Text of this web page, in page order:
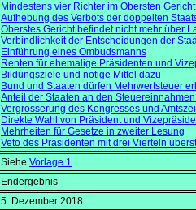
Mindestens vier Richter im Obersten
Aufhebung des Verbots der doppelten
Oberstes Gericht befindet nicht mehr über
Verbindlichkeit der Entscheidungen der
Einführung eines Ombudsmanns
Renten für ehemalige Präsidenten und
Bildungsziele und nötige Mittel dazu
Bund und Staaten dürfen Mehrwertsteuer
Anteil der Staaten an den
Vergrösserung des Kongresses und
Direkte Wahl von Präsident und
Mehrheiten für Gesetze in zweiter Lesung
Veto des Präsidenten mit drei Vierteln
Siehe Vorlage 1
Endergebnis
5. Dezember 2018